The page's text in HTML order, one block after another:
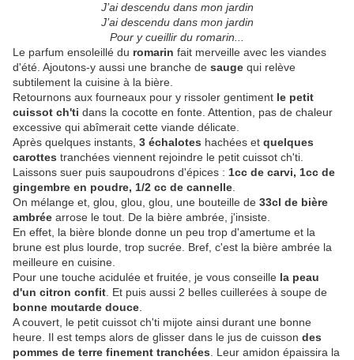
J’ai descendu dans mon jardin
J’ai descendu dans mon jardin
Pour y cueillir du romarin...
Le parfum ensoleillé du romarin fait merveille avec les viandes
d'été. Ajoutons-y aussi une branche de sauge qui relève
subtilement la cuisine à la bière.
Retournons aux fourneaux pour y rissoler gentiment le petit
cuissot ch'ti dans la cocotte en fonte. Attention, pas de chaleur
excessive qui abîmerait cette viande délicate.
Après quelques instants, 3 échalotes hachées et quelques
carottes tranchées viennent rejoindre le petit cuissot ch'ti.
Laissons suer puis saupoudrons d'épices : 1cc de carvi, 1cc de
gingembre en poudre, 1/2 cc de cannelle
On mélange et, glou, glou, glou, une bouteille de 33cl de bière
ambrée arrose le tout. De la bière ambrée, j'insiste.
En effet, la bière blonde donne un peu trop d'amertume et la
brune est plus lourde, trop sucrée. Bref, c'est la bière ambrée la
meilleure en cuisine.
Pour une touche acidulée et fruitée, je vous conseille la peau
d'un citron confit . Et puis aussi 2 belles cuillerées à soupe de
bonne moutarde douce
A couvert, le petit cuissot ch'ti mijote ainsi durant une bonne
heure. Il est temps alors de glisser dans le jus de cuisson des
pommes de terre finement tranchées . Leur amidon épaissira la